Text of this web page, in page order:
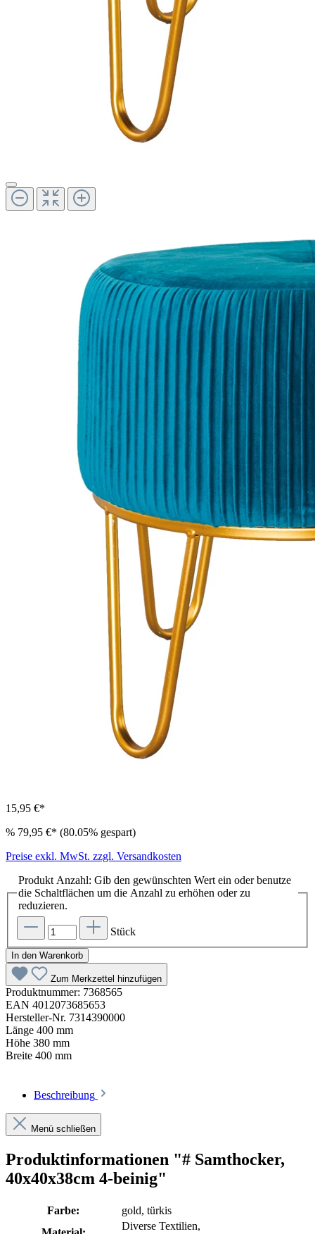
15,95 €*
% 79,95 €* (80.05% gespart)
Preise exkl. MwSt. zzgl. Versandkosten
Produkt Anzahl: Gib den gewünschten Wert ein oder benutze
die Schaltflächen um die Anzahl zu erhöhen oder zu
reduzieren.
Stück
In den Warenkorb
Zum Merkzettel hinzufügen
Produktnummer: 7368565
EAN 4012073685653
Hersteller-Nr. 7314390000
Länge 400 mm
Höhe 380 mm
Breite 400 mm
Beschreibung
Menü schließen
Produktinformationen "# Samthocker,
40x40x38cm 4-beinig"
Farbe: gold, türkis
Diverse Textilien,